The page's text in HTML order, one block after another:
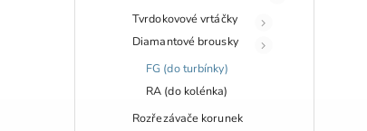
Tvrdokovové vrtáčky
Diamantové brousky
FG (do turbínky)
RA (do kolénka)
Rozřezávače korunek